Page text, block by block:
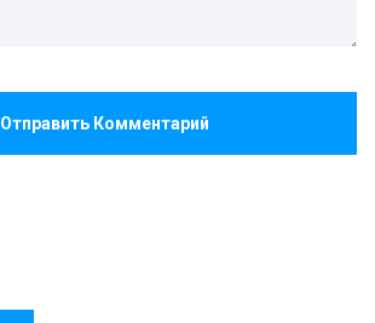
Отправить Комментарий